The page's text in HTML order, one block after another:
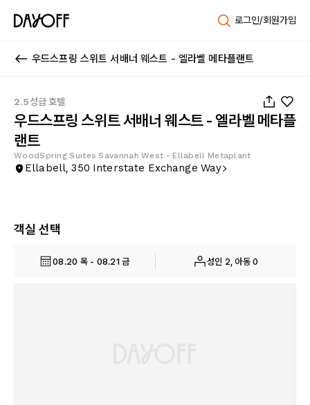
로그인/회원가입
우드스프링 스위트 서배너 웨스트 - 엘라벨 메타플랜트
2.5성급 호텔
우드스프링 스위트 서배너 웨스트 - 엘라벨 메타플
랜트
WoodSpring Suites Savannah West - Ellabell Metaplant
Ellabell, 350 Interstate Exchange Way
객실 선택
08.20 목 - 08.21 금 성인 2, 아동 0